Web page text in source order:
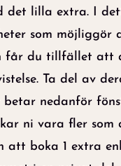
det lilla extra. I
som möjliggör
får du tillfället att
Ta del av
nedanför
ni vara fler som
att boka 1 extra